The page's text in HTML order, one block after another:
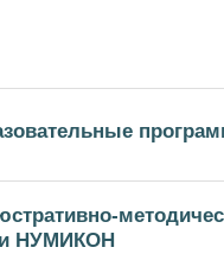
и НУМИКОН